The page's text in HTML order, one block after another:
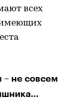
всех
– не совсем